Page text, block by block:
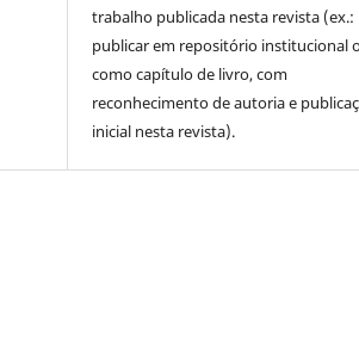
trabalho publicada nesta revista (ex.:
publicar em repositório institucional
como capítulo de livro, com
reconhecimento de autoria e
inicial nesta revista).